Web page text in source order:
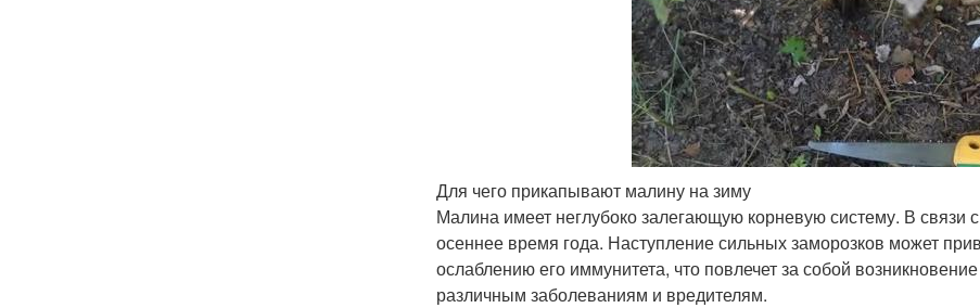
Для чего прикапывают малину на зиму
Малина имеет неглубоко залегающую корневую систему. В связи
осеннее время года. Наступление сильных заморозков может
ослаблению его иммунитета, что повлечет за собой
различным заболеваниям и вредителям.